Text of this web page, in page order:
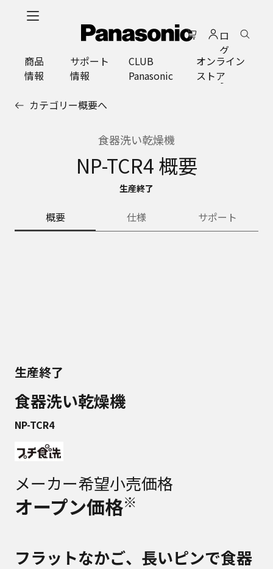
ロ
グ
イ
ン
商品
情報
サポート
情報
CLUB
Panasonic
オンライン
ストア
カテゴリー概要へ
食器洗い乾燥機
NP-TCR4 概要
生産終了
概要 仕様 サポート
生産終了
食器洗い乾燥機
NP-TCR4
メーカー希望小売価格
オープン価格※
フラットなかご、長いピンで食器